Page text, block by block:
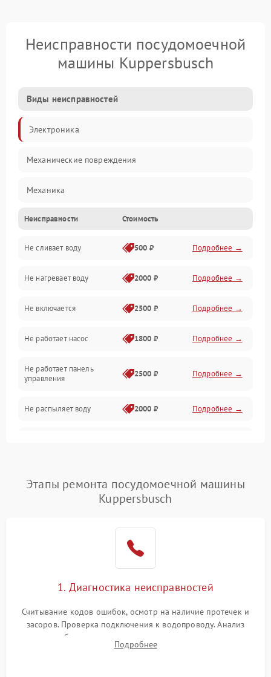
Неисправности посудомоечной
машины Kuppersbusch
Виды неисправностей
Электроника
Механические повреждения
Механика
Управление
Электропитание
Датчики
Нагрев
Вода
Гигиена
Программное обеспечение
Неисправности Стоимость
Не сливает воду 500 ₽ Подробнее →
Не нагревает воду 2000 ₽ Подробнее →
Не включается 2500 ₽ Подробнее →
Не работает насос 1800 ₽ Подробнее →
Не работает панель
управления
2500 ₽ Подробнее →
Не распыляет воду 2000 ₽ Подробнее →
Проблемы с набором
воды
1800 ₽ Подробнее →
1700 ₽
циркуляционным насосом
2100 ₽ Подробнее →
Этапы ремонта посудомоечной машины
Kuppersbusch
1. Диагностика неисправностей
Считывание кодов ошибок, осмотр на наличие протечек и
засоров. Проверка подключения к водопроводу. Анализ
жалоб на отсутствие слива, нагрева, вращения
разбрызгивателей или срабатывание системы защиты
Подробнее